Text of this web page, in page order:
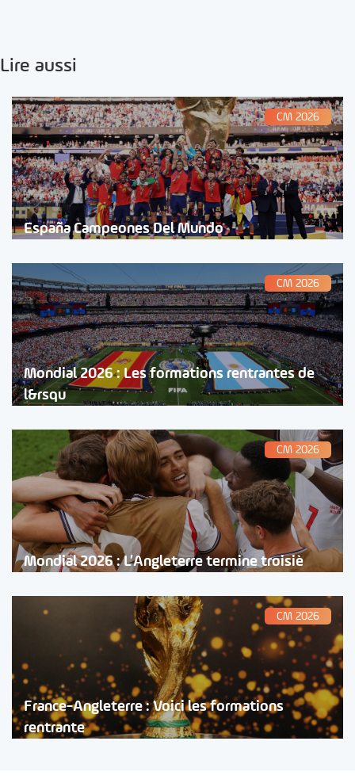
Lire aussi
CM 2026
España Campeones Del Mundo
CM 2026
Mondial 2026 : Les formations rentrantes de
l&rsqu
CM 2026
Mondial 2026 : L’Angleterre termine troisiè
CM 2026
France-Angleterre : Voici les formations
rentrante